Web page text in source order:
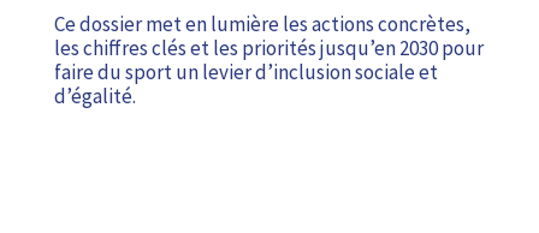
Ce dossier met en lumière les actions concrètes,
les chiffres clés et les priorités jusqu’en 2030 pour
faire du sport un levier d’inclusion sociale et
d’égalité.